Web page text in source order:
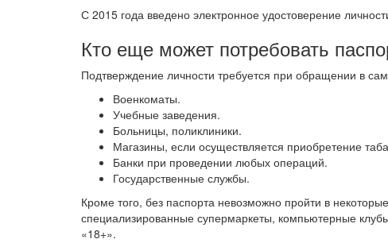
С 2015 года введено электронное удостоверение
Кто еще может потребовать
Подтверждение личности требуется при обращении в
Военкоматы.
Учебные заведения.
Больницы, поликлиники.
Магазины, если осуществляется приобретение
Банки при проведении любых операций.
Государственные службы.
Кроме того, без паспорта невозможно пройти в
специализированные супермаркеты, компьютерные
«18+».